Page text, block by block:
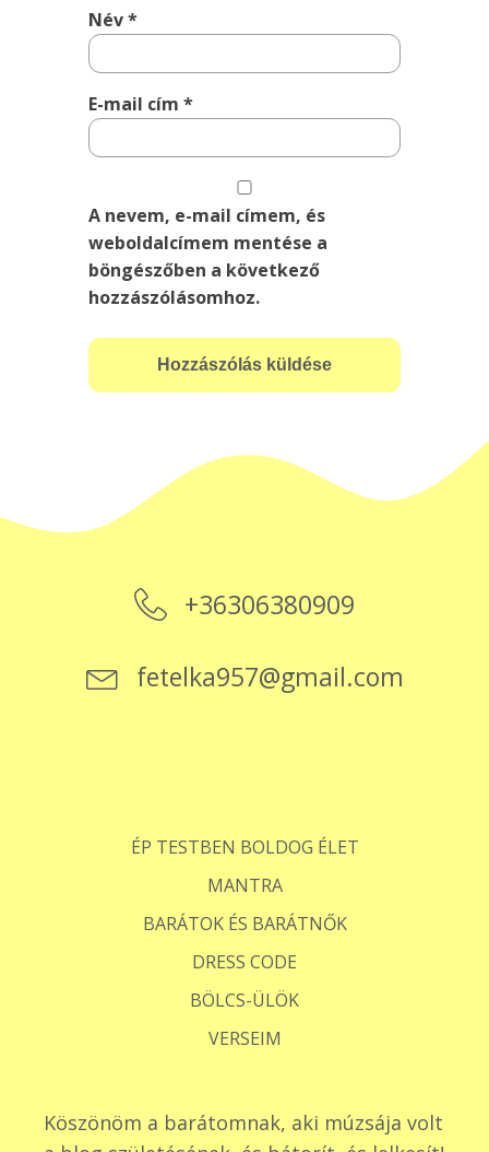
Név*
E-mail cím*
A nevem, e-mail címem, és
weboldalcímem mentése a
böngészőben a következő
hozzászólásomhoz.
+36306380909
fetelka957@gmail.com
ÉP TESTBEN BOLDOG ÉLET
MANTRA
BARÁTOK ÉS BARÁTNŐK
DRESS CODE
BÖLCS-ÜLÖK
VERSEIM
Köszönöm a barátomnak, aki múzsája volt